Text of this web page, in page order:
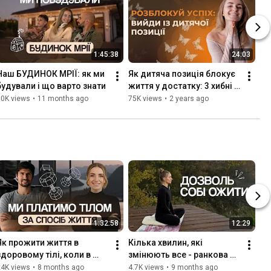
1:45:38
БУДИНОК МРІЇ: як ми
і що варто знати
views • 11 months ago
24:03
Як дитяча позиція блокує
життя у достатку: 3 хибні
переконання, яких варто
75K views • 2 years ago
1:32:58
прожити життя в
тілі, коли в
сидяча робота?
views • 8 months ago
12:29
Кілька хвилин, які
змінюють все - ранкова
руханка вдома
4.7K views • 9 months ago